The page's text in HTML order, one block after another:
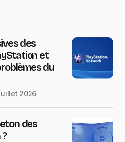
des
et
du
2026
des